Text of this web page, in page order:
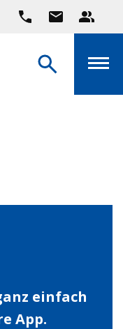
einfach
App.